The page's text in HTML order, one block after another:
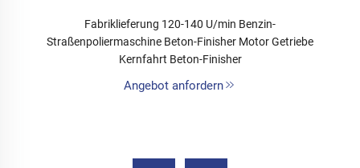
Fabriklieferung 120-140 U/min Benzin-
Straßenpoliermaschine Beton-Finisher Motor Getriebe
Kernfahrt Beton-Finisher
Angebot anfordern